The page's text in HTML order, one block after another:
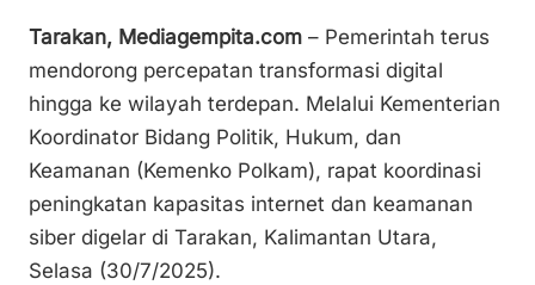
p
y
Li
n
k
ai
l
c
e
b
o
o
k
at
s
A
p
p
ar
e
Tarakan, Mediagempita.com – Pemerintah terus
mendorong percepatan transformasi digital
hingga ke wilayah terdepan. Melalui Kementerian
Koordinator Bidang Politik, Hukum, dan
Keamanan (Kemenko Polkam), rapat koordinasi
peningkatan kapasitas internet dan keamanan
siber digelar di Tarakan, Kalimantan Utara,
Selasa (30/7/2025).